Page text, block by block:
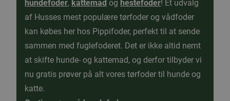
hundefoder, kattemad og hestefoder! Et udvalg
af Husses mest populære tørfoder og vådfoder
kan købes her hos Pippifoder, perfekt til at sende
sammen med fuglefoderet. Det er ikke altid nemt
at skifte hunde- og kattemad, og derfor tilbyder vi
nu gratis prøver på alt vores tørfoder til hunde og
katte.